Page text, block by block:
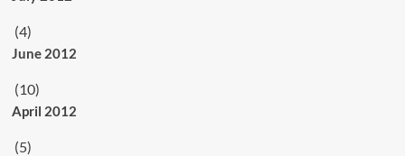
(4)
June 2012
(10)
April 2012
(5)